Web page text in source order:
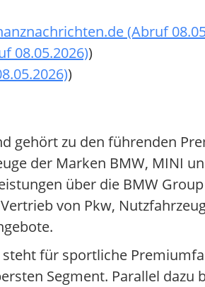
(Abruf
08.05.2026))
)
gehört zu den führenden
der Marken BMW, MINI
über die BMW Group
von Pkw,
für sportliche
Segment. Parallel dazu